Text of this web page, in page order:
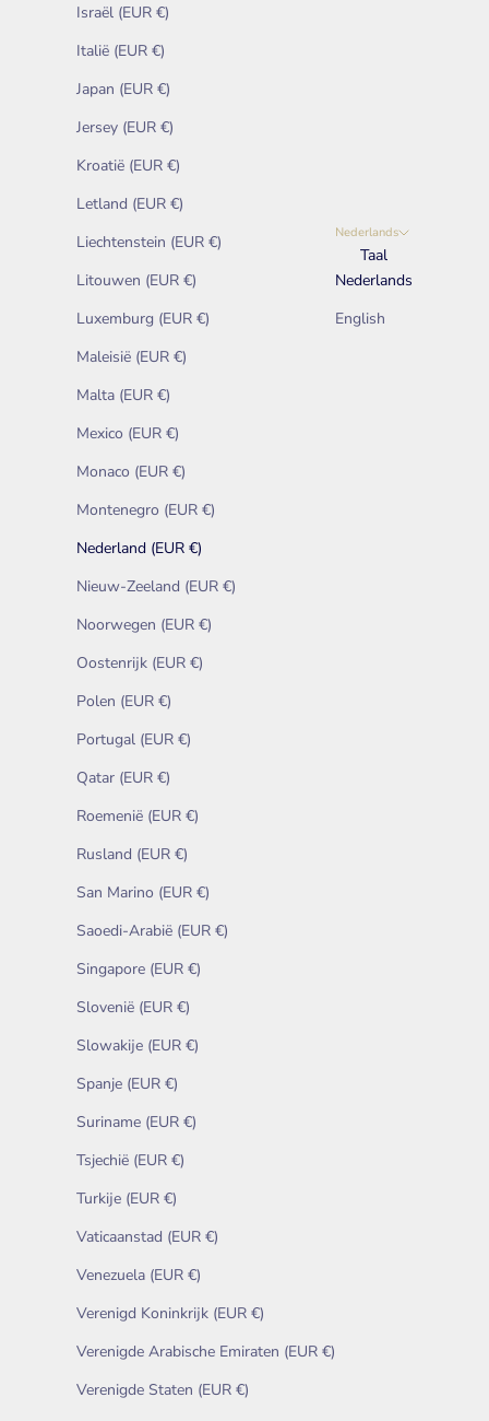
Israël (EUR €)
Italië (EUR €)
Japan (EUR €)
Jersey (EUR €)
Kroatië (EUR €)
Letland (EUR €)
Liechtenstein (EUR €)
Litouwen (EUR €)
Luxemburg (EUR €)
Maleisië (EUR €)
Malta (EUR €)
Mexico (EUR €)
Monaco (EUR €)
Montenegro (EUR €)
Nederland (EUR €)
Nieuw-Zeeland (EUR €)
Noorwegen (EUR €)
Oostenrijk (EUR €)
Polen (EUR €)
Portugal (EUR €)
Qatar (EUR €)
Roemenië (EUR €)
Rusland (EUR €)
San Marino (EUR €)
Saoedi-Arabië (EUR €)
Singapore (EUR €)
Slovenië (EUR €)
Slowakije (EUR €)
Spanje (EUR €)
Suriname (EUR €)
Tsjechië (EUR €)
Turkije (EUR €)
Vaticaanstad (EUR €)
Venezuela (EUR €)
Verenigd Koninkrijk (EUR €)
Verenigde Arabische Emiraten (EUR €)
Verenigde Staten (EUR €)
Nederlands
Taal
Nederlands
English